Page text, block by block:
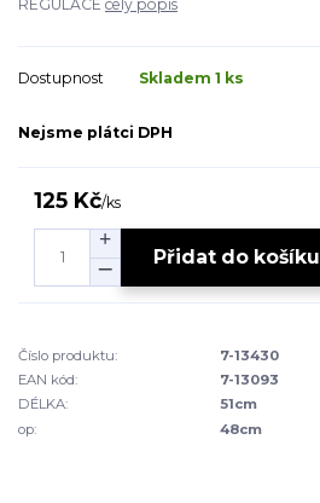
REGULACE celý popis
Dostupnost Skladem 1 ks
Nejsme plátci DPH
125 Kč/ks
Přidat do košíku
Číslo produktu:
7-13430
EAN kód:
7-13093
DÉLKA:
51cm
op:
48cm